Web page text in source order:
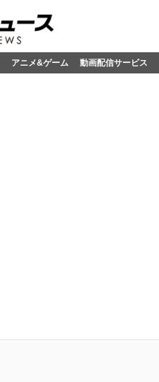
アニメ&ゲーム 動画配信サービス